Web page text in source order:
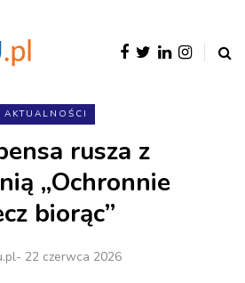
AKTUALNOŚCI
rusza z
„Ochronnie
biorąc”
- 22 czerwca 2026